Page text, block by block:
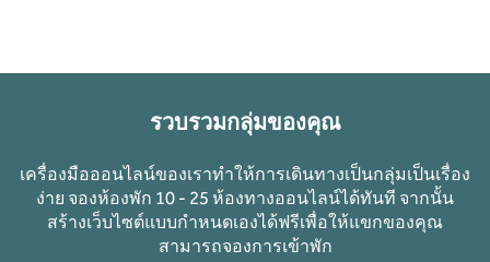
รวบรวมกลุ่มของคุณ
เครื่องมือออนไลน์ของเราทําให้การเดินทางเป็นกลุ่มเป็นเรื่อง
ง่าย จองห้องพัก 10 - 25 ห้องทางออนไลน์ได้ทันที จากนั้น
สร้างเว็บไซต์แบบกําหนดเองได้ฟรีเพื่อให้แขกของคุณ
สามารถจองการเข้าพัก